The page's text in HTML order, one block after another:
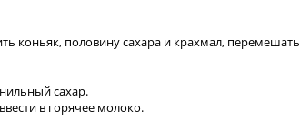
коньяк, половину сахара и крахмал, перемешать
сахар.
в горячее молоко.